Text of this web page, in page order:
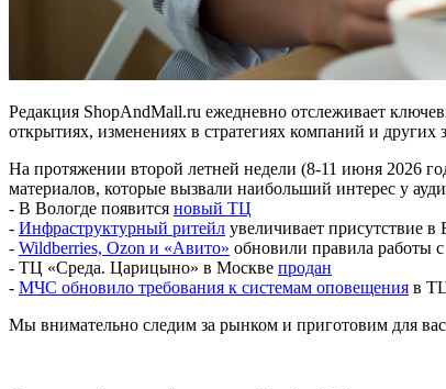
открытиях, изменениях в стратегиях компаний и других
материалов, которые вызвали наибольший интерес у
- В Вологде появитсяновый ТЦ
- Инфраструктурный ритейл увеличивает присутствие в
- Wildberries, Ozon и «Авито» обновили правила работы с
- ТЦ «Среда. Царицыно» в Москвепродан
- МЧС обновило требования к системам оповещения